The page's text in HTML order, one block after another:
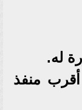
له.
منفذ